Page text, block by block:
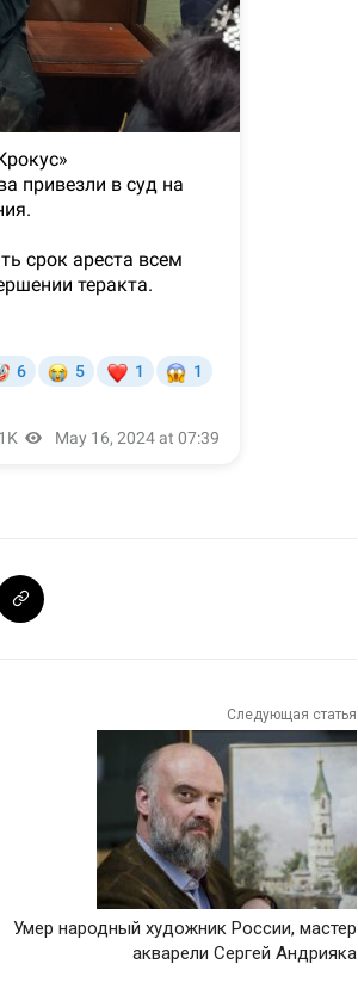
Следующая статья
Умер народный художник России, мастер
акварели Сергей Андрияка